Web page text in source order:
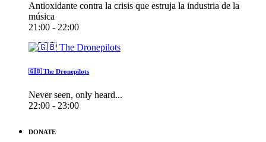
Antioxidante contra la crisis que estruja la industria de la
música
21:00 - 22:00
🇬🇧 The Dronepilots
Never seen, only heard...
22:00 - 23:00
DONATE